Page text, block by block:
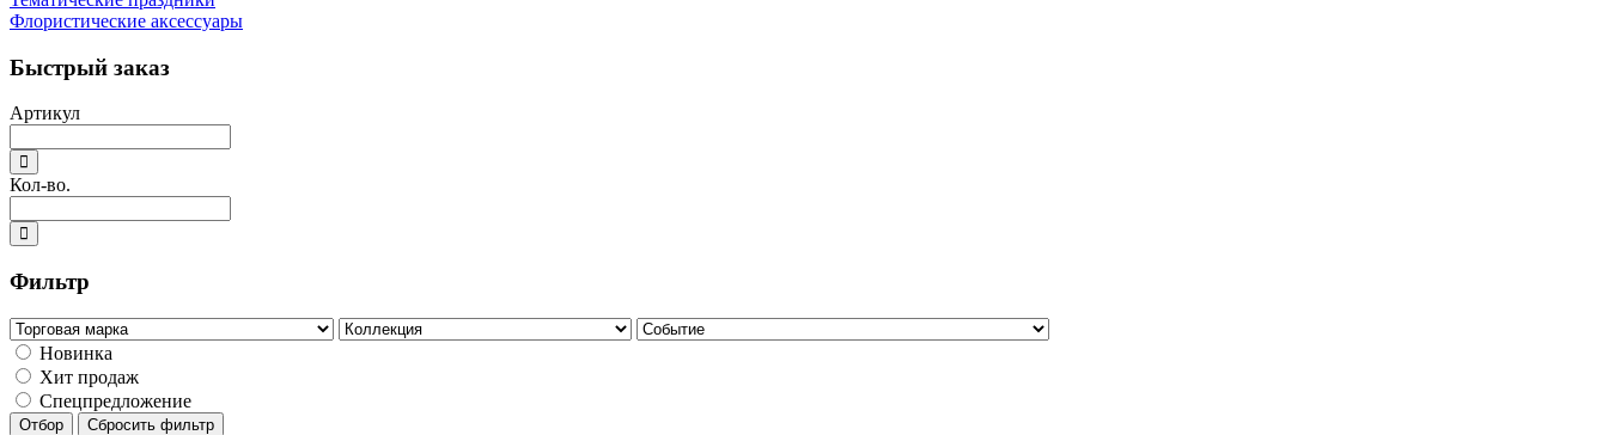
Флористические аксессуары
Быстрый заказ
Артикул
Кол-во.
Фильтр
Новинка
Хит продаж
Спецпредложение
Отбор Сбросить фильтр